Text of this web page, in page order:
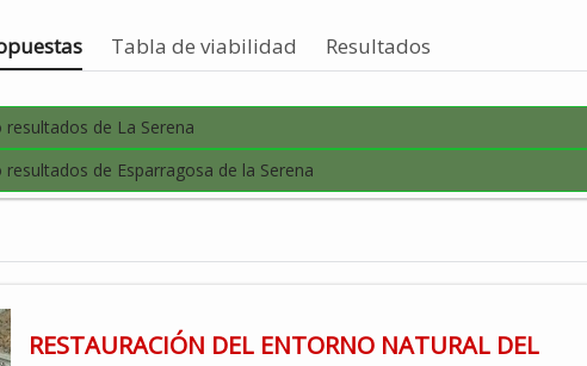
Tabla de viabilidad Resultados
de La Serena
de Esparragosa de la Serena
RESTAURACIÓN DEL ENTORNO NATURAL DEL